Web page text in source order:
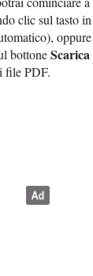
clic sul tasto
bottone
file PDF.